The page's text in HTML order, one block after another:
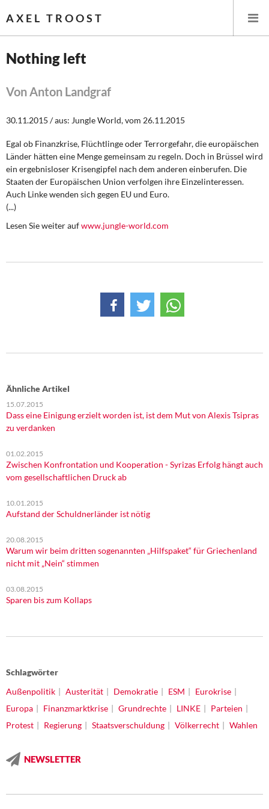
AXEL TROOST
Leitlinien linker Wirtschafts- und Finanzpolitik
Wirtschaftspolitik
Steuer- und Finanzpolitik
Öffentliche Infrastruktur und Daseinsvorsorge
Rosa-Luxemburg-Stiftung
Über mich
Kontakt
Nothing left
Von Anton Landgraf
30.11.2015 / aus: Jungle World, vom 26.11.2015
Egal ob Finanzkrise, Flüchtlinge oder Terrorgefahr, die europäischen
Länder hätten eine Menge gemeinsam zu regeln. Doch in Brüssel wird
ein ergebnisloser Krisengipfel nach dem anderen einberufen. Die
Staaten der Europäischen Union verfolgen ihre Einzelinteressen.
Auch Linke wenden sich gegen EU und Euro.
(...)
Lesen Sie weiter aufwww.jungle-world.com
Ähnliche Artikel
15.07.2015
Dass eine Einigung erzielt worden ist, ist dem Mut von Alexis Tsipras
zu verdanken
01.02.2015
Zwischen Konfrontation und Kooperation - Syrizas Erfolg hängt auch
vom gesellschaftlichen Druck ab
10.01.2015
Aufstand der Schuldnerländer ist nötig
20.08.2015
Warum wir beim dritten sogenannten „Hilfspaket“ für Griechenland
nicht mit „Nein“ stimmen
03.08.2015
Sparen bis zum Kollaps
Schlagwörter
Außenpolitik
Austerität Demokratie ESM
Eurokrise
Europa
Finanzmarktkrise Grundrechte LINKE
Parteien
Protest
Regierung Staatsverschuldung Völkerrecht Wahlen
NEWSLETTER